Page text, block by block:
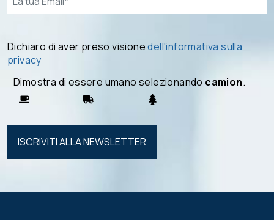
Dichiaro di aver preso visionedell'informativa sulla
privacy
Dimostra di essere umano selezionando camion.
Si prega di
lasciare